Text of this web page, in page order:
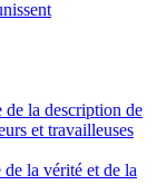
la description de
et travailleuses
la vérité et de la